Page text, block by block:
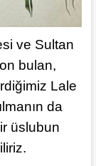
ve Sultan
bulan,
Lale
da
üslubun